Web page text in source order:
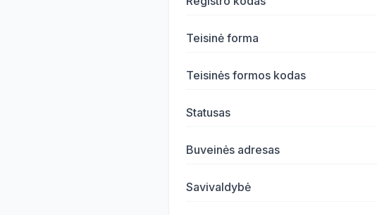
Teisinė forma
Teisinės formos kodas
Statusas
Buveinės adresas
Savivaldybė